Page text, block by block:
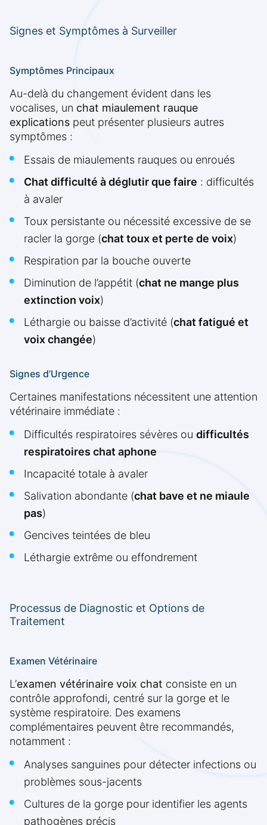
Signes et Symptômes à Surveiller
Symptômes Principaux
Au-delà du changement évident dans les
vocalises, un chat miaulement rauque
explications peut présenter plusieurs autres
symptômes :
Essais de miaulements rauques ou enroués
Chat difficulté à déglutir que faire : difficultés
à avaler
Toux persistante ou nécessité excessive de se
racler la gorge (chat toux et perte de voix)
Respiration par la bouche ouverte
Diminution de l’appétit (chat ne mange plus
extinction voix)
Léthargie ou baisse d’activité (chat fatigué et
voix changée)
Signes d’Urgence
Certaines manifestations nécessitent une attention
vétérinaire immédiate :
Difficultés respiratoires sévères ou difficultés
respiratoires chat aphone
Incapacité totale à avaler
Salivation abondante (chat bave et ne miaule
pas)
Gencives teintées de bleu
Léthargie extrême ou effondrement
Processus de Diagnostic et Options de
Traitement
Examen Vétérinaire
L’examen vétérinaire voix chat consiste en un
contrôle approfondi, centré sur la gorge et le
système respiratoire. Des examens
complémentaires peuvent être recommandés,
notamment :
Analyses sanguines pour détecter infections ou
problèmes sous-jacents
Cultures de la gorge pour identifier les agents
pathogènes précis